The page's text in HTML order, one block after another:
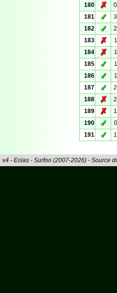
180
✗
181
✓
182
✓
183
✗
184
✗
185
✓
186
✓
187
✓
188
✗
189
✗
190
✓
191
✓
v4 - Eolas - Surfoo (2007-2026) - Source